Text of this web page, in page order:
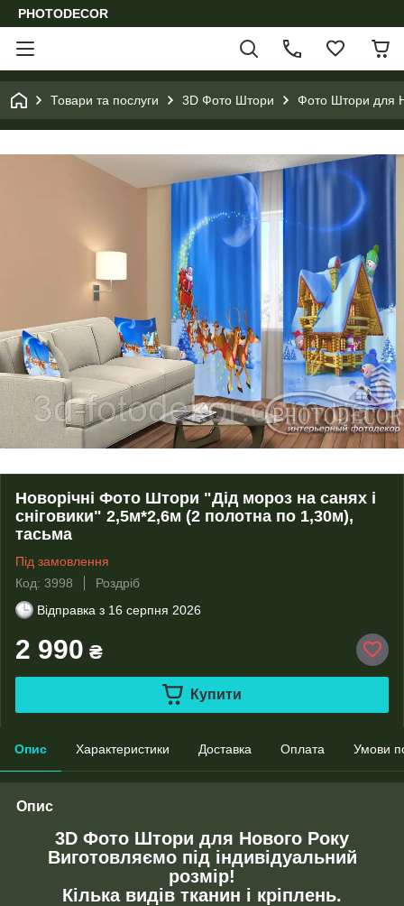
PHOTODECOR
Товари та послуги 3D Фото Штори Фото Штори для
Новорічні Фото Штори "Дід мороз на санях і
сніговики" 2,5м*2,6м (2 полотна по 1,30м),
тасьма
Під замовлення
Код: 3998
Роздріб
Відправка з 16 серпня 2026
2 990 ₴
Купити
Опис Характеристики Доставка Оплата Умови
Опис
3D Фото Штори для Нового Року
Виготовляємо під індивідуальний
розмір!
Кілька видів тканин і кріплень.